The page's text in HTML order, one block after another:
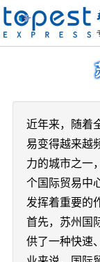
近年来，随着
易变得越来越
力的城市之一
个国际贸易中
发挥着重要的
首先，苏州国
供了一种快速